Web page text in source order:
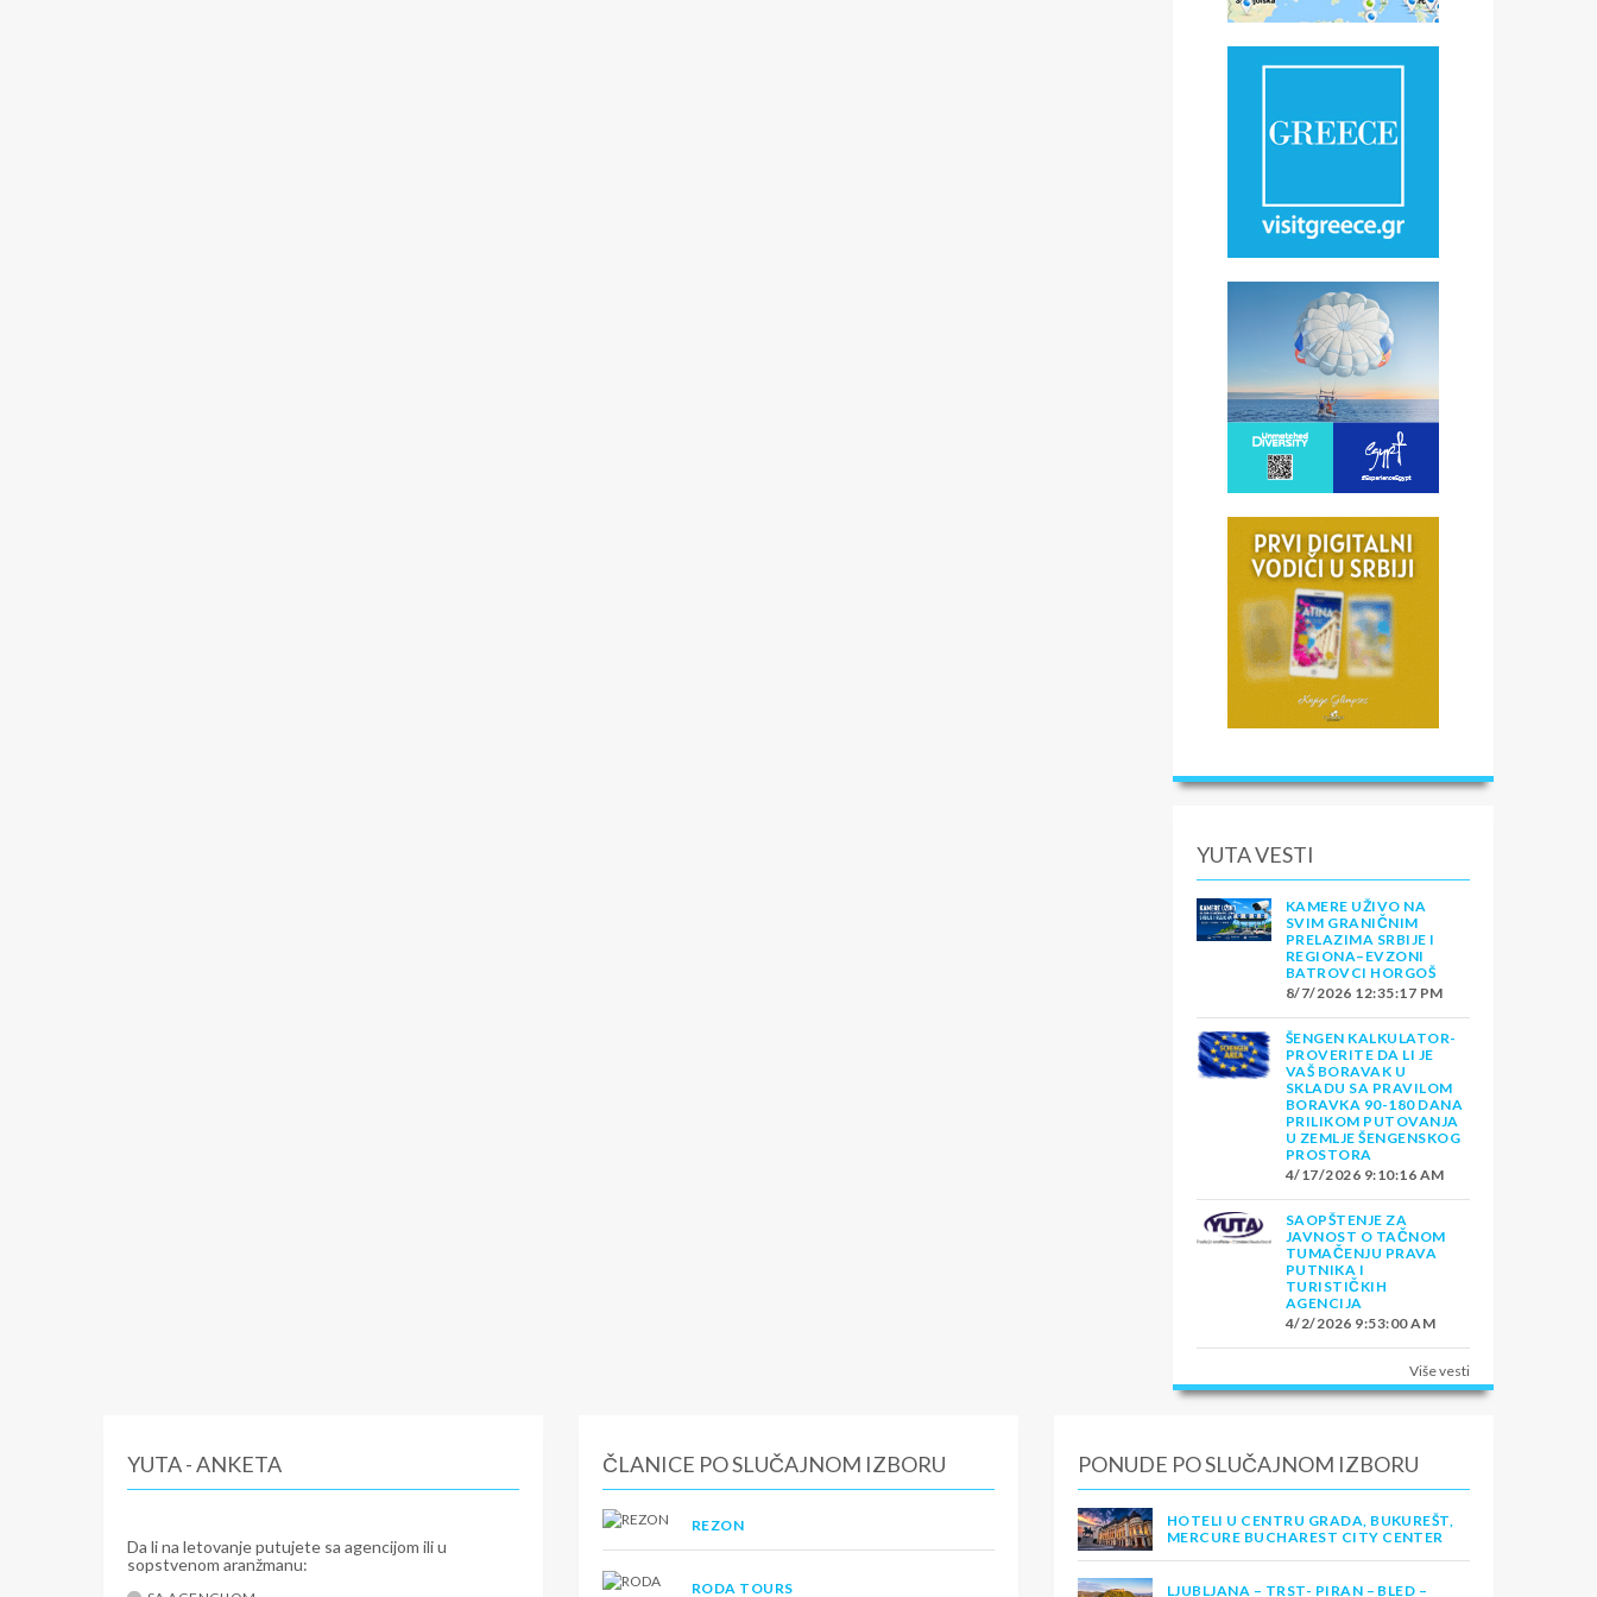
YUTA VESTI
KAMERE UŽIVO NA
SVIM GRANIČNIM
PRELAZIMA SRBIJE I
REGIONA–EVZONI
BATROVCI HORGOŠ
8/7/2026 12:35:17 PM
ŠENGEN KALKULATOR-
PROVERITE DA LI JE
VAŠ BORAVAK U
SKLADU SA PRAVILOM
BORAVKA 90-180 DANA
PRILIKOM PUTOVANJA
U ZEMLJE ŠENGENSKOG
PROSTORA
4/17/2026 9:10:16 AM
SAOPŠTENJE ZA
JAVNOST O TAČNOM
TUMAČENJU PRAVA
PUTNIKA I
TURISTIČKIH
AGENCIJA
4/2/2026 9:53:00 AM
Više vesti
YUTA - ANKETA
Da li na letovanje putujete sa agencijom ili u
sopstvenom aranžmanu:
ČLANICE PO SLUČAJNOM IZBORU
REZON
RODA TOURS
PONUDE PO SLUČAJNOM IZBORU
HOTELI U CENTRU GRADA, BUKUREŠT,
MERCURE BUCHAREST CITY CENTER
LJUBLJANA – TRST- PIRAN – BLED –